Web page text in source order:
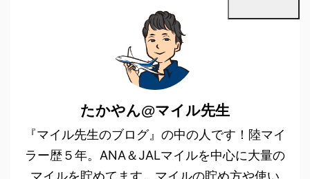
たかやん@マイル先生
『マイル先生のブログ』の中の人です！陸マイ
ラー歴５年。ANA＆JALマイルを中心に大量の
マイルを貯めてます。マイルの貯め方や使い